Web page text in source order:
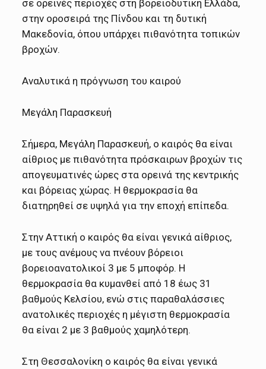
σε ορεινές περιοχές στη βορειοδυτική Ελλάδα,
στην οροσειρά της Πίνδου και τη δυτική
Μακεδονία, όπου υπάρχει πιθανότητα τοπικών
βροχών.
Αναλυτικά η πρόγνωση του καιρού
Μεγάλη Παρασκευή
Σήμερα, Μεγάλη Παρασκευή, ο καιρός θα είναι
αίθριος με πιθανότητα πρόσκαιρων βροχών τις
απογευματινές ώρες στα ορεινά της κεντρικής
και βόρειας χώρας. Η θερμοκρασία θα
διατηρηθεί σε υψηλά για την εποχή επίπεδα.
Στην Αττική ο καιρός θα είναι γενικά αίθριος,
με τους ανέμους να πνέουν βόρειοι
βορειοανατολικοί 3 με 5 μποφόρ. Η
θερμοκρασία θα κυμανθεί από 18 έως 31
βαθμούς Κελσίου, ενώ στις παραθαλάσσιες
ανατολικές περιοχές η μέγιστη θερμοκρασία
θα είναι 2 με 3 βαθμούς χαμηλότερη.
Στη Θεσσαλονίκη ο καιρός θα είναι γενικά